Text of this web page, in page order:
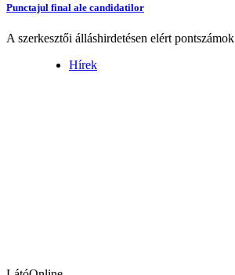
Punctajul final ale candidatilor
A szerkesztői álláshirdetésen elért pontszámok
Hírek